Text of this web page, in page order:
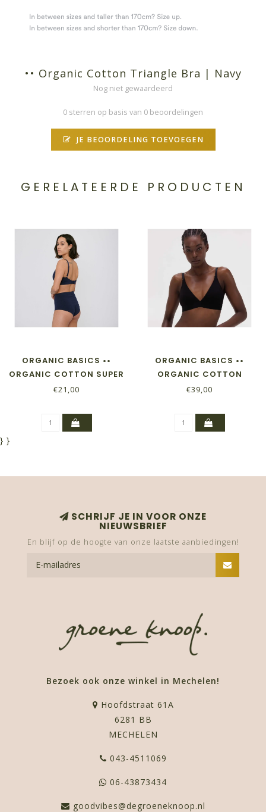
•• Organic Cotton Triangle Bra | Navy
Nog niet gewaardeerd
0 sterren op basis van 0 beoordelingen
JE BEOORDELING TOEVOEGEN
GERELATEERDE PRODUCTEN
ORGANIC BASICS ••
ORGANIC COTTON SUPER
HIGH-RISE BRIEFS 2-
€21,00
ORGANIC BASICS ••
ORGANIC COTTON
TRIANGLE BRA| BLACK
€39,00
} }
SCHRIJF JE IN VOOR ONZE
NIEUWSBRIEF
En blijf op de hoogte van onze laatste aanbiedingen!
Bezoek ook onze winkel in Mechelen!
Hoofdstraat 61A
6281 BB
MECHELEN
043-4511069
06-43873434
goodvibes@degroeneknoop.nl